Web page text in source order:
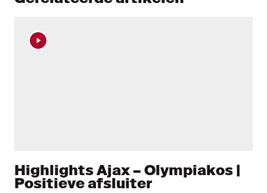
Highlights Ajax – Olympiakos |
Positieve afsluiter